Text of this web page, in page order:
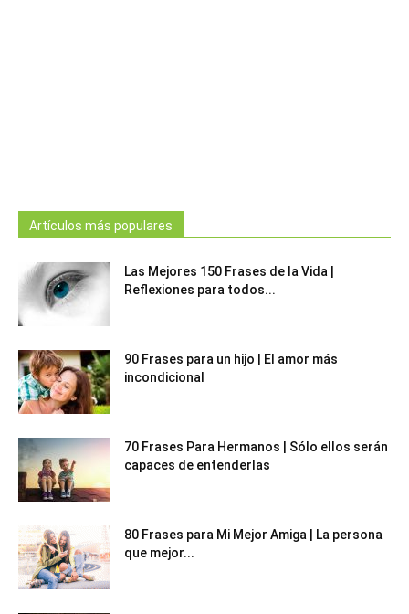
Artículos más populares
Las Mejores 150 Frases de la Vida |
Reflexiones para todos...
90 Frases para un hijo | El amor más
incondicional
70 Frases Para Hermanos | Sólo ellos serán
capaces de entenderlas
80 Frases para Mi Mejor Amiga | La persona
que mejor...